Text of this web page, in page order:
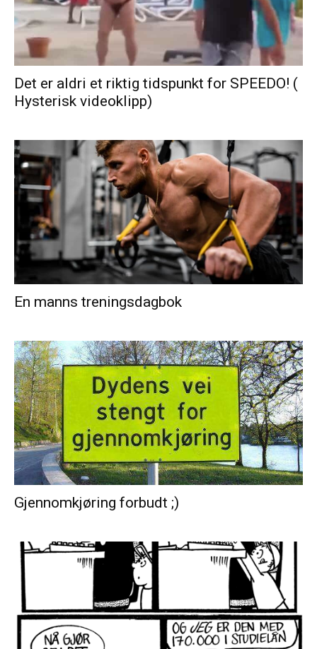
Det er aldri et riktig tidspunkt for SPEEDO! (
Hysterisk videoklipp)
En manns treningsdagbok
Gjennomkjøring forbudt ;)